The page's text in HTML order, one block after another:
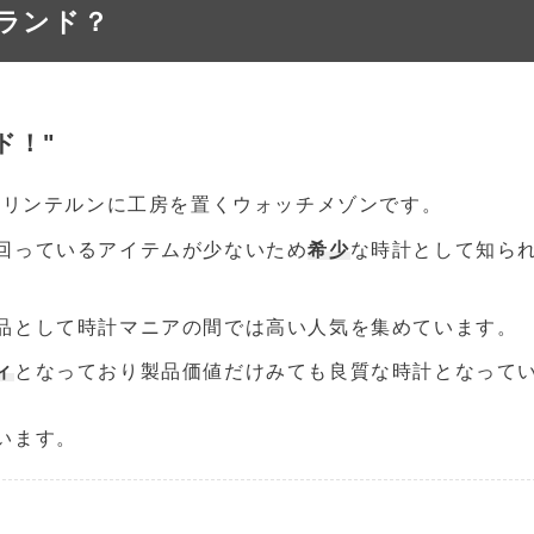
ンド？
！"
ンテルンに工房を置くウォッチメゾンです。
っているアイテムが少ないため希少な時計として知ら
して時計マニアの間では高い人気を集めています。
となっており製品価値だけみても良質な時計となって
ます。